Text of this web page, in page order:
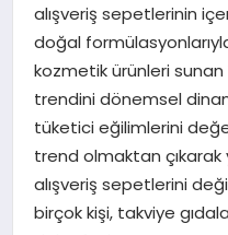
alışveriş sepetlerinin
doğal
kozmetik ürünleri sunan
trendini dönemsel
tüketici eğilimlerini
trend olmaktan
alışveriş sepetlerini
birçok kişi, takviye